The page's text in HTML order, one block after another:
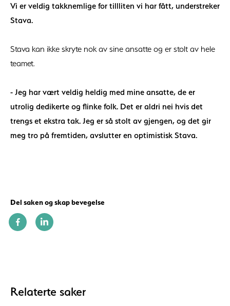
Vi er veldig takknemlige for tillliten vi har fått, understreker
Stava.
Stava kan ikke skryte nok av sine ansatte og er stolt av hele
teamet.
- Jeg har vært veldig heldig med mine ansatte, de er
utrolig dedikerte og flinke folk. Det er aldri nei hvis det
trengs et ekstra tak. Jeg er så stolt av gjengen, og det gir
meg tro på fremtiden, avslutter en optimistisk Stava.
Del saken og skap bevegelse
Relaterte saker